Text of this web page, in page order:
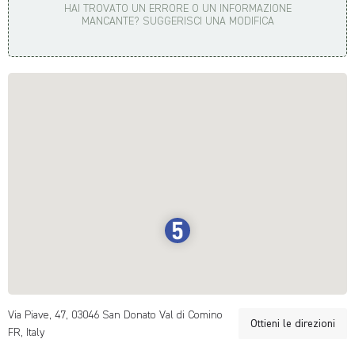
HAI TROVATO UN ERRORE O UN INFORMAZIONE
MANCANTE? SUGGERISCI UNA MODIFICA
Via Piave, 47, 03046 San Donato Val di Comino
FR, Italy
Ottieni le direzioni